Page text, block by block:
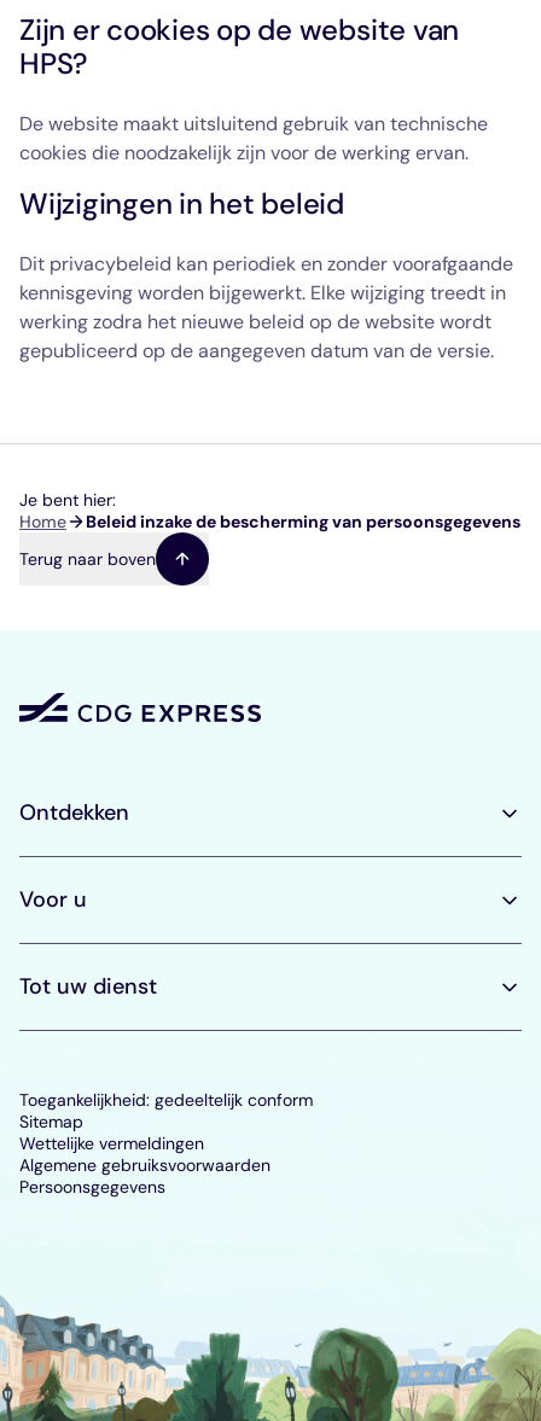
Zijn er cookies op de website van
HPS?
De website maakt uitsluitend gebruik van technische
cookies die noodzakelijk zijn voor de werking ervan.
Wijzigingen in het beleid
Dit privacybeleid kan periodiek en zonder voorafgaande
kennisgeving worden bijgewerkt. Elke wijziging treedt in
werking zodra het nieuwe beleid op de website wordt
gepubliceerd op de aangegeven datum van de versie.
Je bent hier:
Kruimelpad
Home
Beleid inzake de bescherming van persoonsgegevens
Terug naar boven
Ontdekken
Voor u
Tot uw dienst
Toegankelijkheid: gedeeltelijk conform
Sitemap
Wettelijke vermeldingen
Algemene gebruiksvoorwaarden
Persoonsgegevens